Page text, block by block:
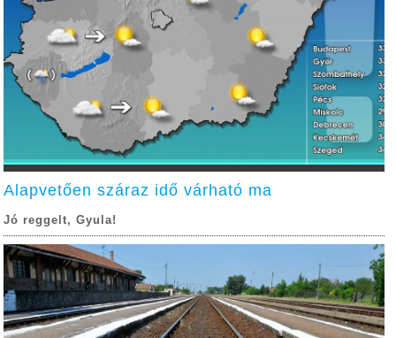
Alapvetően száraz idő várható ma
Jó reggelt, Gyula!